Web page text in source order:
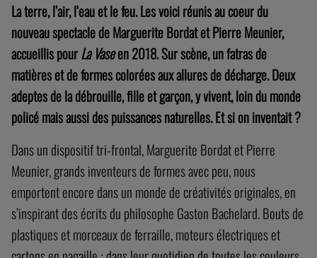
La terre, l’air, l’eau et le feu. Les voici réunis au coeur du
nouveau spectacle de Marguerite Bordat et Pierre Meunier,
accueillis pourLa Vaseen 2018. Sur scène, un fatras de
matières et de formes colorées aux allures de décharge. Deux
adeptes de la débrouille, fille et garçon, y vivent, loin du monde
policé mais aussi des puissances naturelles. Et si on inventait ?
Dans un dispositif tri-frontal, Marguerite Bordat et Pierre
Meunier, grands inventeurs de formes avec peu, nous
emportent encore dans un monde de créativités originales, en
s’inspirant des écrits du philosophe Gaston Bachelard. Bouts de
plastiques et morceaux de ferraille, moteurs électriques et